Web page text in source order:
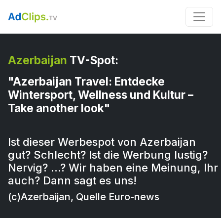
Azerbaijan TV-Spot:
"Azerbaijan Travel: Entdecke
Wintersport, Wellness und Kultur –
Take another look"
Ist dieser Werbespot von Azerbaijan
gut? Schlecht? Ist die Werbung lustig?
Nervig? …? Wir haben eine Meinung, Ihr
auch? Dann sagt es uns!
(c)Azerbaijan, Quelle Euro-news